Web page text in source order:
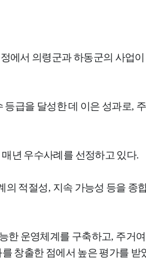
에서 의령군과 하동군의 사업
등급을 달성한 데 이은 성과로,
년 우수사례를 선정하고 있다.
의 적절성, 지속 가능성 등을 종
한 운영체계를 구축하고, 주거
창출한 점에서 높은 평가를 받